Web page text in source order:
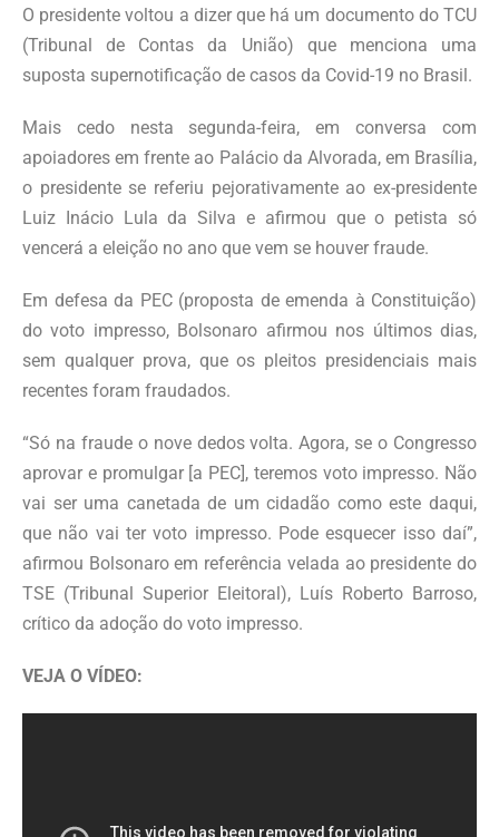
O presidente voltou a dizer que há um documento do TCU
(Tribunal de Contas da União) que menciona uma
suposta supernotificação de casos da Covid-19 no Brasil.
Mais cedo nesta segunda-feira, em conversa com
apoiadores em frente ao Palácio da Alvorada, em Brasília,
o presidente se referiu pejorativamente ao ex-presidente
Luiz Inácio Lula da Silva e afirmou que o petista só
vencerá a eleição no ano que vem se houver fraude.
Em defesa da PEC (proposta de emenda à Constituição)
do voto impresso, Bolsonaro afirmou nos últimos dias,
sem qualquer prova, que os pleitos presidenciais mais
recentes foram fraudados.
“Só na fraude o nove dedos volta. Agora, se o Congresso
aprovar e promulgar [a PEC], teremos voto impresso. Não
vai ser uma canetada de um cidadão como este daqui,
que não vai ter voto impresso. Pode esquecer isso daí”,
afirmou Bolsonaro em referência velada ao presidente do
TSE (Tribunal Superior Eleitoral), Luís Roberto Barroso,
crítico da adoção do voto impresso.
VEJA O VÍDEO: